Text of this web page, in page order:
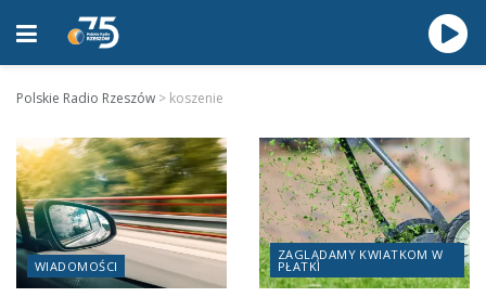
Polskie Radio Rzeszów > koszenie
WIADOMOŚCI
ZAGLĄDAMY KWIATKOM W
PŁATKI